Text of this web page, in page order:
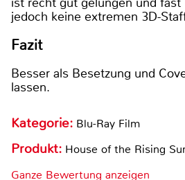
jedoch keine extremen 3D-
Fazit
Besser als Besetzung und
lassen.
Kategorie: Blu-Ray Film
Produkt: House of the Rising
Ganze Bewertung anzeigen